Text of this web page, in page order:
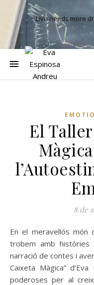
Live needs more
El
8 de
En el meravellós món de la literatura infantil, sovint ens
trobem amb
narració de contes i
Caixeta Màgica”
poderoses per al